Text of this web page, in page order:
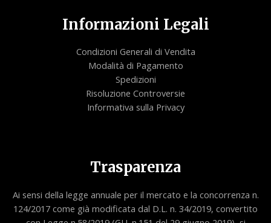
Informazioni Legali
Condizioni Generali di Vendita
Modalità di Pagamento
Spedizioni
Risoluzione Controversie
Informativa sulla Privacy
Trasparenza
Ai sensi della legge annuale per il mercato e la concorrenza n.
124/2017 come già modificata dal D.L. n. 34/2019, convertito